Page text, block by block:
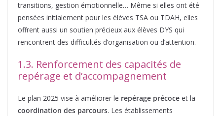
transitions, gestion émotionnelle… Même si elles ont été
pensées initialement pour les élèves TSA ou TDAH, elles
offrent aussi un soutien précieux aux élèves DYS qui
rencontrent des difficultés d’organisation ou d’attention.
1.3. Renforcement des capacités de
repérage et d’accompagnement
Le plan 2025 vise à améliorer le repérage précoce et la
coordination des parcours. Les établissements